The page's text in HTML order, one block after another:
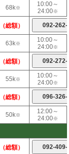
68k※
10:00～
24:00※
（総額）
63k※
10:00～
24:00※
（総額）
55k※
10:00～
24:00※
（総額）
50k※
12:00～
24:00※
（総額）